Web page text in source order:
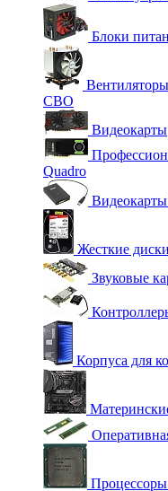
Блоки
СВО
Видеокарты
Quadro
Жесткие диски
Звуковые
Корпуса для